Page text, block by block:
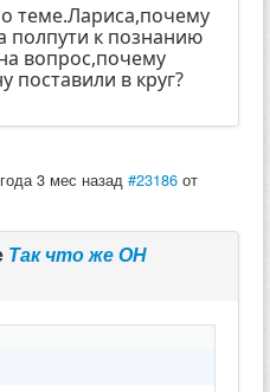
теме.Лариса,почему
полпути к познанию
вопрос,почему
в круг?
3 мес назад #23186 от
Так что же ОН